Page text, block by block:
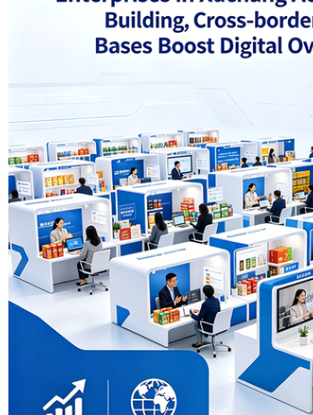
Nepali
Norwegian
Pashto
Persian
Sinhala
Slovenian
Somali
Samoan
Scots Gaelic
Shona
Sindhi
Sundanese
Swahili
Tajik
Tamil
Telugu
Ukrainian
Urdu
Vietnamese